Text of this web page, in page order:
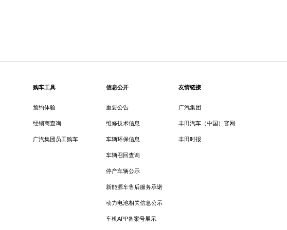
购车工具
预约体验
经销商查询
广汽集团员工购车
信息公开
重要公告
维修技术信息
车辆环保信息
车辆召回查询
停产车辆公示
新能源车售后服务承诺
动力电池相关信息公示
车机APP备案号展示
友情链接
广汽集团
丰田汽车（中国）官网
丰田时报